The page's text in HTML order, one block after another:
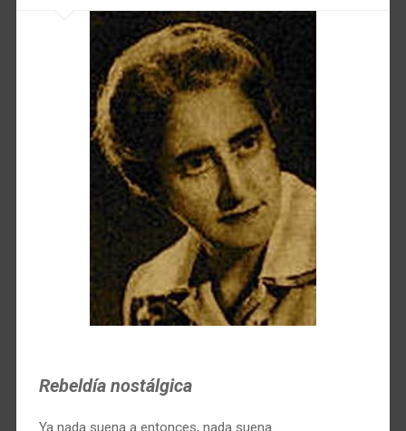
Rebeldía nostálgica
Ya nada suena a entonces, nada suena..